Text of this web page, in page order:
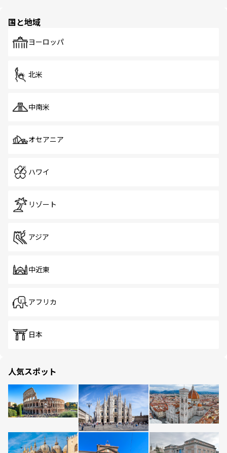
で、ホーカーズは地元の風情を楽しめる外せないスポット
国と地域
ヨーロッパ
北米
中南米
オセアニア
ハワイ
リゾート
アジア
中近東
アフリカ
日本
人気スポット